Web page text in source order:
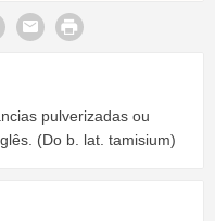
pulverizadas ou
(Do b. lat. tamisium)